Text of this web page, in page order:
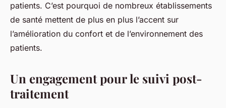
patients. C’est pourquoi de nombreux établissements
de santé mettent de plus en plus l’accent sur
l’amélioration du confort et de l’environnement des
patients.
Un engagement pour le suivi post-
traitement